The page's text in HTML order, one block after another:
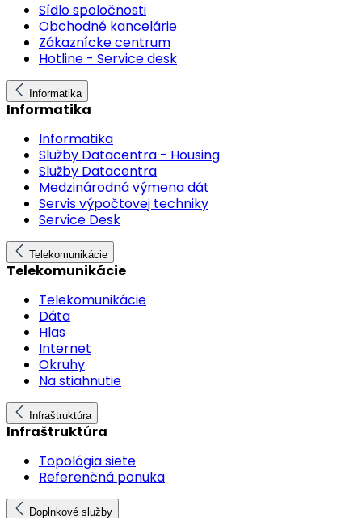
Sídlo spoločnosti
Obchodné kancelárie
Zákaznícke centrum
Hotline - Service desk
Informatika
Informatika
Informatika
Služby Datacentra - Housing
Služby Datacentra
Medzinárodná výmena dát
Servis výpočtovej techniky
Service Desk
Telekomunikácie
Telekomunikácie
Telekomunikácie
Dáta
Hlas
Internet
Okruhy
Na stiahnutie
Infraštruktúra
Infraštruktúra
Topológia siete
Referenčná ponuka
Doplnkové služby